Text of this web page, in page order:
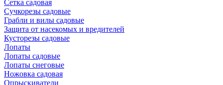
Сетка садовая
Сучкорезы садовые
Грабли и вилы садовые
Защита от насекомых и вредителей
Кусторезы садовые
Лопаты
Лопаты садовые
Лопаты снеговые
Ножовка садовая
Опрыскиватели